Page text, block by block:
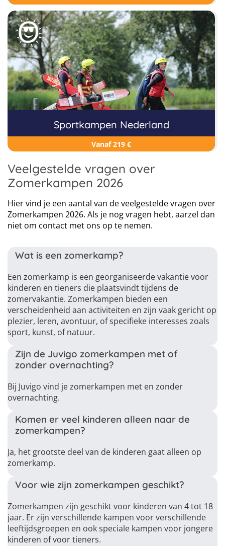
Sportkampen Nederland
Vanaf 219 €
Veelgestelde vragen over
Zomerkampen 2026
Hier vind je een aantal van de veelgestelde vragen over
Zomerkampen 2026. Als je nog vragen hebt, aarzel dan
niet om contact met ons op te nemen.
Wat is een zomerkamp?
Een zomerkamp is een georganiseerde vakantie voor
kinderen en tieners die plaatsvindt tijdens de
zomervakantie. Zomerkampen bieden een
verscheidenheid aan activiteiten en zijn vaak gericht op
plezier, leren, avontuur, of specifieke interesses zoals
sport, kunst, of natuur.
Zijn de Juvigo zomerkampen met of
zonder overnachting?
Bij Juvigo vind je zomerkampen met en zonder
overnachting.
Komen er veel kinderen alleen naar de
zomerkampen?
Ja, het grootste deel van de kinderen gaat alleen op
zomerkamp.
Voor wie zijn zomerkampen geschikt?
Zomerkampen zijn geschikt voor kinderen van 4 tot 18
jaar. Er zijn verschillende kampen voor verschillende
leeftijdsgroepen en ook speciale kampen voor jongere
kinderen of voor tieners.